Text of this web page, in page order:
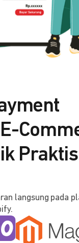
Praktis
langsung pada